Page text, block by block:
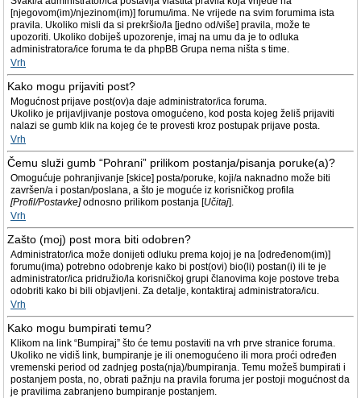
[njegovom(im)/njezinom(im)] forumu/ima. Ne vrijede na svim forumima ista
pravila. Ukoliko misli da si prekršio/la [jedno od/više] pravila, može te
upozoriti. Ukoliko dobiješ upozorenje, imaj na umu da je to odluka
administratora/ice foruma te da phpBB Grupa nema ništa s time.
Vrh
Kako mogu prijaviti post?
Mogućnost prijave post(ov)a daje administrator/ica foruma.
Ukoliko je prijavljivanje postova omogućeno, kod posta kojeg želiš prijaviti
nalazi se gumb klik na kojeg će te provesti kroz postupak prijave posta.
Vrh
Čemu služi gumb “Pohrani” prilikom postanja/pisanja poruke(a)?
Omogućuje pohranjivanje [skice] posta/poruke, koji/a naknadno može biti
završen/a i postan/poslana, a što je moguće iz korisničkog profila
[Profil/Postavke]odnosno prilikom postanja [Učitaj].
Vrh
Zašto (moj) post mora biti odobren?
Administrator/ica može donijeti odluku prema kojoj je na [određenom(im)]
forumu(ima) potrebno odobrenje kako bi post(ovi) bio(li) postan(i) ili te je
administrator/ica pridružio/la korisničkoj grupi članovima koje postove treba
odobriti kako bi bili objavljeni. Za detalje, kontaktiraj administratora/icu.
Vrh
Kako mogu bumpirati temu?
Klikom na link “Bumpiraj” što će temu postaviti na vrh prve stranice foruma.
Ukoliko ne vidiš link, bumpiranje je ili onemogućeno ili mora proći određen
vremenski period od zadnjeg posta(nja)/bumpiranja. Temu možeš bumpirati i
postanjem posta, no, obrati pažnju na pravila foruma jer postoji mogućnost da
je pravilima zabranjeno bumpiranje postanjem.